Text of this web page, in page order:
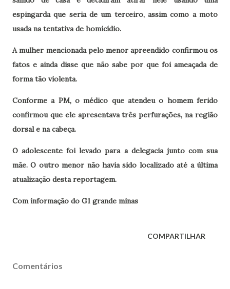
espingarda que seria de um terceiro, assim como a moto
usada na tentativa de homicídio.
A mulher mencionada pelo menor apreendido confirmou os
fatos e ainda disse que não sabe por que foi ameaçada de
forma tão violenta.
Conforme a PM, o médico que atendeu o homem ferido
confirmou que ele apresentava três perfurações, na região
dorsal e na cabeça.
O adolescente foi levado para a delegacia junto com sua
mãe. O outro menor não havia sido localizado até a última
atualização desta reportagem.
Com informação do G1 grande minas
COMPARTILHAR
Comentários